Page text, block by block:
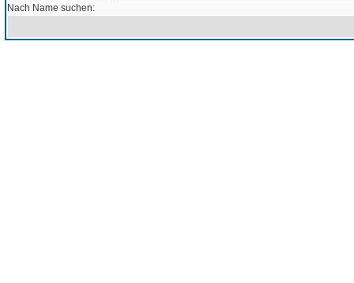
Nach Name suchen: